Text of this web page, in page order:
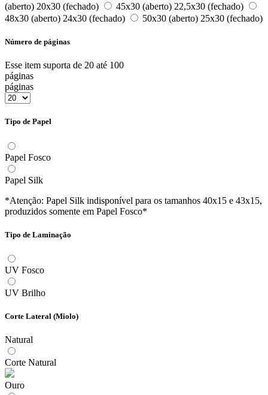
(aberto) 20x30 (fechado)
45x30 (aberto) 22,5x30 (fechado)
48x30 (aberto) 24x30 (fechado)
50x30 (aberto) 25x30 (fechado)
Número de páginas
Esse item suporta de 20 até 100
páginas
páginas
Tipo de Papel
Papel Fosco
Papel Silk
*Atenção: Papel Silk indisponível para os tamanhos 40x15 e 43x15,
produzidos somente em Papel Fosco*
Tipo de Laminação
UV Fosco
UV Brilho
Corte Lateral (Miolo)
Natural
Corte Natural
Ouro